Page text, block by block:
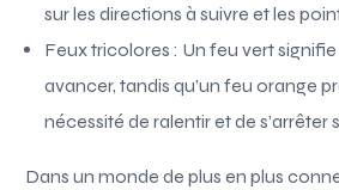
sur les directions à suivre et les
Feux tricolores : Un feu vert signifie
avancer, tandis qu’un feu orange
nécessité de ralentir et de s’arrêter
Dans un monde de plus en plus